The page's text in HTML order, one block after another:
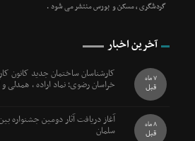
گردشگری ، مسکن و بورس منتشر می شود .
آخرین اخبار
کارشناسان ساختمان جدید کانون
خراسان رضوی؛ نماد اراده ، همدلی 7 ماه
قبل
آغاز دریافت آثار دومین جشنواره
سلمان 8 ماه
قبل